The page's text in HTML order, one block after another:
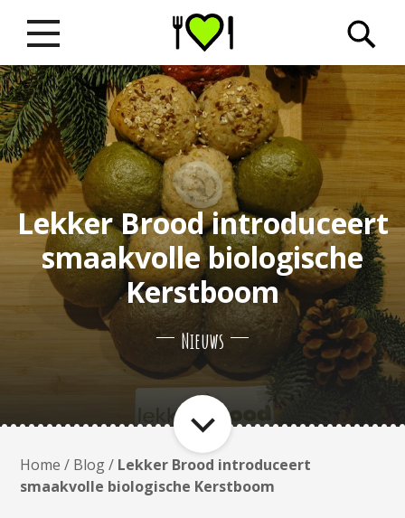
Lekker Brood introduceert
smaakvolle biologische
Kerstboom
Nieuws
Home / Blog/ Lekker Brood introduceert
smaakvolle biologische Kerstboom